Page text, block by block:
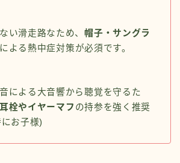
い滑走路なため、帽子・サングラ
による熱中症対策が必須です。
による大音響から聴覚を守るた
耳栓やイヤーマフ の持参を強く推奨
お子様)